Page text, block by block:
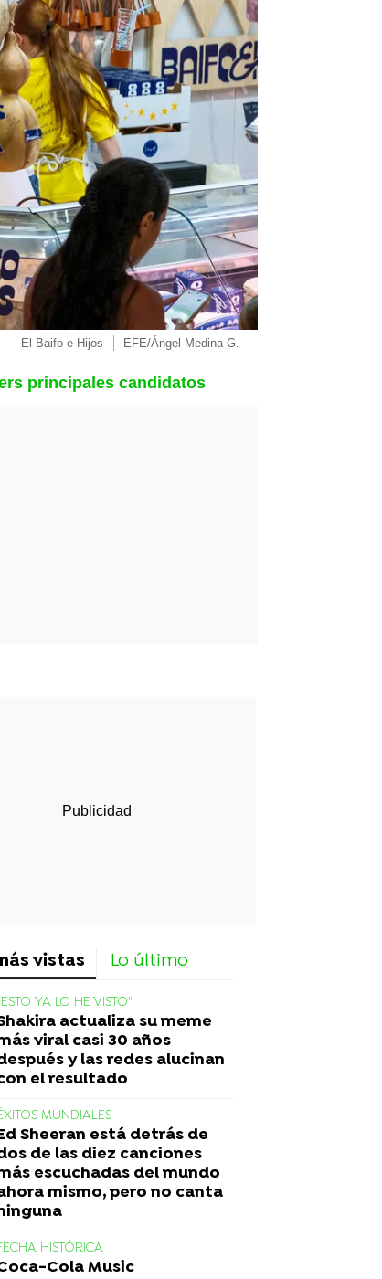
El Baifo e Hijos EFE/Ángel Medina G.
principales candidatos
vistas Lo último
YA LO HE VISTO"
actualiza su meme
viral casi 30 años
y las redes alucinan
el resultado
MUNDIALES
Sheeran está detrás de
de las diez canciones
escuchadas del mundo
mismo, pero no canta
HISTÓRICA
Cola Music